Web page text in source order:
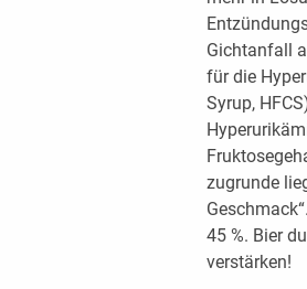
Gichtanfall
für die
Syrup,
zugrunde
45 %. Bier
verstärken!